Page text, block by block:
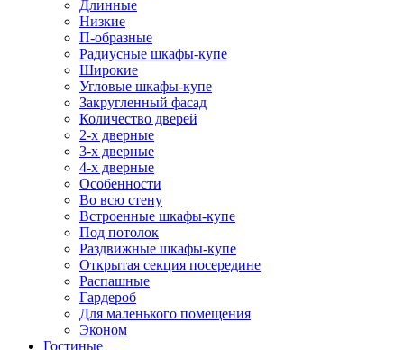
Длинные
Низкие
П-образные
Радиусные шкафы-купе
Широкие
Угловые шкафы-купе
Закругленный фасад
Количество дверей
2-х дверные
3-х дверные
4-х дверные
Особенности
Во всю стену
Встроенные шкафы-купе
Под потолок
Раздвижные шкафы-купе
Открытая секция посередине
Распашные
Гардероб
Для маленького помещения
Эконом
Гостиные